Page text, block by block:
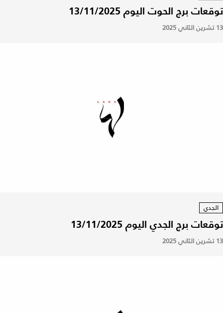
توقعات برج الحوت اليوم 13/11/2025
13 تشرين الثاني 2025
الجدي
توقعات برج الجدي اليوم 13/11/2025
13 تشرين الثاني 2025